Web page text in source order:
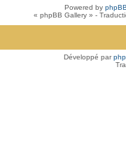
Powered by
« phpBB Gallery » -
Développé par